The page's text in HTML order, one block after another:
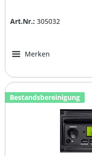
Art.Nr.: 305032
Merken
Bestandsbereinigung